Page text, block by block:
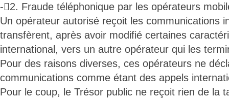
-2. Fraude téléphonique par les opérateurs
Un opérateur autorisé reçoit les communications
transfèrent, après avoir modifié certaines
international, vers un autre opérateur qui les
Pour des raisons diverses, ces opérateurs ne
communications comme étant des appels
Pour le coup, le Trésor public ne reçoit rien de la